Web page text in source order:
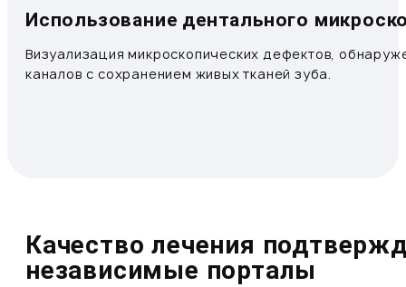
Использование дентального
Визуализация микроскопических дефектов,
каналов с сохранением живых тканей зуба.
Качество лечения
независимые порталы